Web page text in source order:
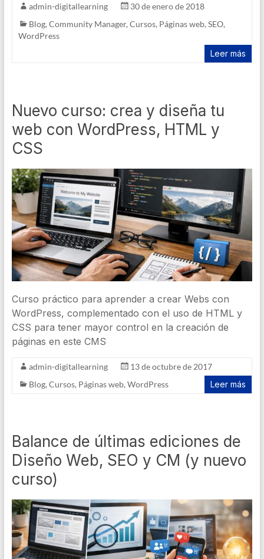
admin-digitallearning
30 de enero de 2018
Blog, Community Manager, Cursos, Páginas web, SEO,
WordPress
Leer más
Nuevo curso: crea y diseña tu
web con WordPress, HTML y
CSS
Curso práctico para aprender a crear Webs con
WordPress, complementado con el uso de HTML y
CSS para tener mayor control en la creación de
páginas en este CMS
admin-digitallearning
13 de octubre de 2017
Blog, Cursos, Páginas web, WordPress Leer más
Balance de últimas ediciones de
Diseño Web, SEO y CM (y nuevo
curso)